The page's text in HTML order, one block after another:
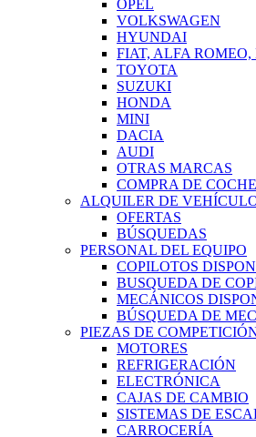
OPEL
VOLKSWAGEN
HYUNDAI
FIAT, ALFA
TOYOTA
SUZUKI
HONDA
MINI
DACIA
AUDI
OTRAS MARCAS
COMPRA DE
ALQUILER DE
OFERTAS
BÚSQUEDAS
PERSONAL DEL EQUIPO
COPILOTOS
BUSQUEDA DE
MECÁNICOS
BÚSQUEDA DE
PIEZAS DE
MOTORES
REFRIGERACIÓN
ELECTRÓNICA
CAJAS DE CAMBIO
SISTEMAS DE
CARROCERÍA